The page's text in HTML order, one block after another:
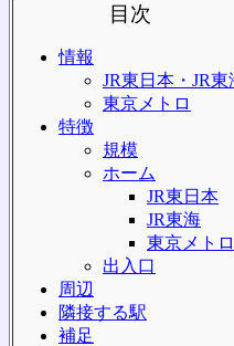
目次
情報
JR東日本・JR東
東京メトロ
特徴
規模
ホーム
JR東日本
JR東海
東京メトロ
出入口
周辺
隣接する駅
補足